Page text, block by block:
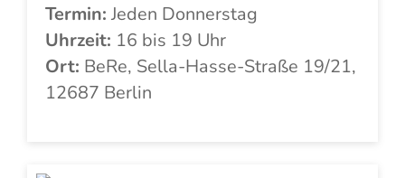
Termin: Jeden Donnerstag
Uhrzeit: 16 bis 19 Uhr
Ort: BeRe, Sella-Hasse-Straße 19/21,
12687 Berlin